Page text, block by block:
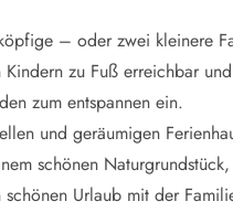
– oder zwei kleinere
zu Fuß erreichbar
zum entspannen ein.
und geräumigen
schönen
Urlaub mit der